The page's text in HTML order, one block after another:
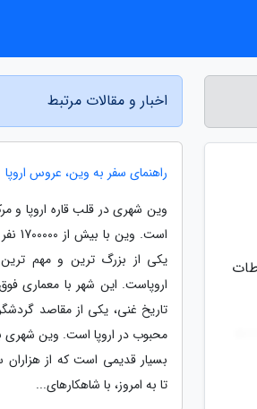
اخبار و مقالات مرتبط
راهنمای سفر به وین، عروس اروپا
وین شهری در قلب قاره اروپا و
است.
یکی از بزرگ ترین و مهم
اروپاست. این شهر با معماری
تاریخ غنی، یکی از مقاصد
محبوب در اروپا است. وین شهری
بسیار قدیمی است که از
تا به امروز، با شاهکارهای...